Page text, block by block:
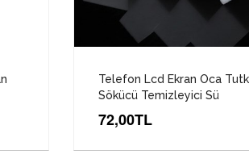
Telefon Lcd Ekran Oca
Sökücü Temizleyici Sü
72,00TL